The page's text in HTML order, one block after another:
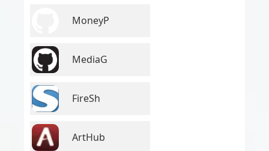
MoneyP
MediaG
FireSh
ArtHub